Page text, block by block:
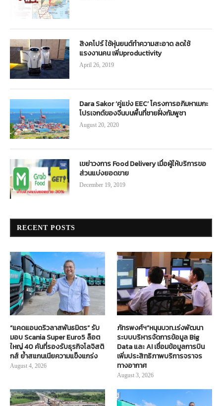
สิงคโปร์ ใช้หุ่นยนต์ทำความสะอาด ลดใช้
แรงงานคน เพิ่มproductivity
April 26, 2019
Dara Sakor ‘คู่แข่ง EEC’ โครงการอภิมหาเมกะ
โปรเจกต์ของจีนบนพื้นที่ชายฝั่งกัมพูชา
August 20, 2020
เขย่าวงการ Food Delivery เมื่อผู้ให้บริการขอ
ส่วนแบ่งยอดขาย
December 19, 2019
RECENT POSTS
“แคดแอนดริวลาสพันธมิตร” รับ
มอบ Scania Super Euro5 ล็อต
ใหญ่ 40 คันที่รองรับธุรกิจโลจิสติ
กส์ ย้ำสแกนเนียความแข็งแกร่ง
August 4, 2026
ภัทรพงศ์ฯ”หนุนบวท.เร่งพัฒนา
ระบบบริหารจัดการข้อมูล Big
Data และ AI เชื่อมข้อมูลการบิน
เพิ่มประสิทธิภาพบริการจราจร
ทางอากาศ
August 3, 2026